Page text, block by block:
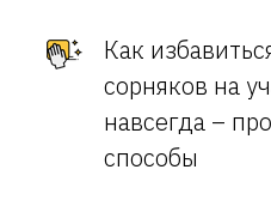
Как
сорняков на
навсегда –
способы